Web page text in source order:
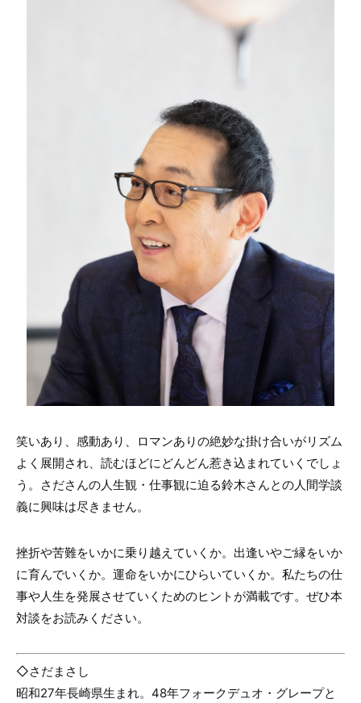
笑いあり、感動あり、ロマンありの絶妙な掛け合いがリズム
よく展開され、読むほどにどんどん惹き込まれていくでしょ
う。さださんの人生観・仕事観に迫る鈴木さんとの人間学談
義に興味は尽きません。
挫折や苦難をいかに乗り越えていくか。出逢いやご縁をいか
に育んでいくか。運命をいかにひらいていくか。私たちの仕
事や人生を発展させていくためのヒントが満載です。ぜひ本
対談をお読みください。
◇さだまさし
昭和27年長崎県生まれ。48年フォークデュオ・グレープと